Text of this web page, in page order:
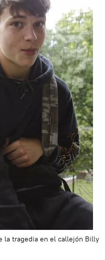
la tragedia en el callejón Billy